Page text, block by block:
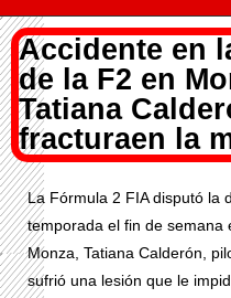
Accidente en
de la F2 en
Tatiana
fracturaen la
La Fórmula 2 FIA disputó la
temporada el fin de semana
Monza, Tatiana Calderón,
sufrió una lesión que le